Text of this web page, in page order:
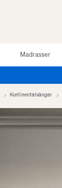
Madrasser
Kontinentalsängar